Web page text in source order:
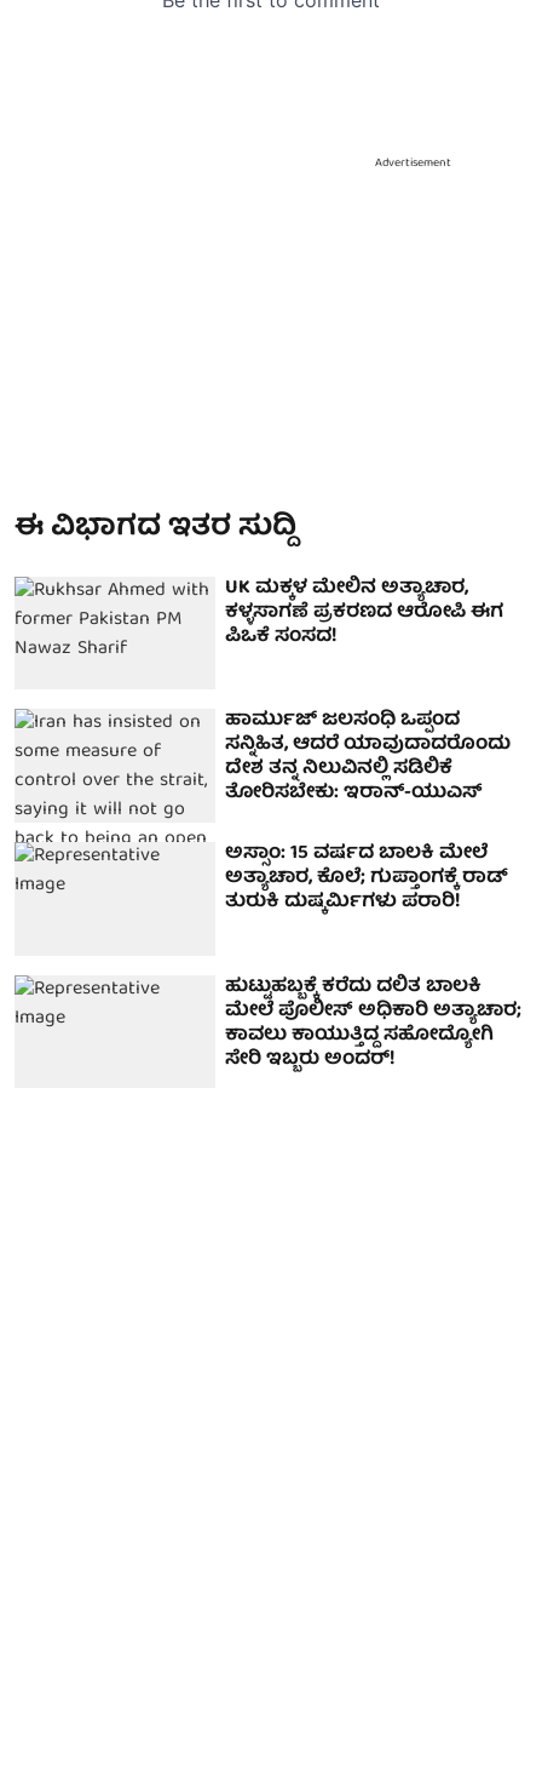
Advertisement
ಈ ವಿಭಾಗದ ಇತರ ಸುದ್ದಿ
UK ಮಕ್ಕಳ ಮೇಲಿನ ಅತ್ಯಾಚಾರ,
ಕಳ್ಳಸಾಗಣೆ ಪ್ರಕರಣದ ಆರೋಪಿ ಈಗ
ಪಿಒಕೆ ಸಂಸದ!
ಹಾರ್ಮುಜ್ ಜಲಸಂಧಿ ಒಪ್ಪಂದ
ಸನ್ನಿಹಿತ, ಆದರೆ ಯಾವುದಾದರೊಂದು
ದೇಶ ತನ್ನ ನಿಲುವಿನಲ್ಲಿ ಸಡಿಲಿಕೆ
ತೋರಿಸಬೇಕು: ಇರಾನ್-ಯುಎಸ್
ಅಸ್ಸಾಂ: 15 ವರ್ಷದ ಬಾಲಕಿ ಮೇಲೆ
ಅತ್ಯಾಚಾರ, ಕೊಲೆ; ಗುಪ್ತಾಂಗಕ್ಕೆ ರಾಡ್
ತುರುಕಿ ದುಷ್ಕರ್ಮಿಗಳು ಪರಾರಿ!
ಹುಟ್ಟುಹಬ್ಬಕ್ಕೆ ಕರೆದು ದಲಿತ ಬಾಲಕಿ
ಮೇಲೆ ಪೊಲೀಸ್ ಅಧಿಕಾರಿ ಅತ್ಯಾಚಾರ;
ಕಾವಲು ಕಾಯುತ್ತಿದ್ದ ಸಹೋದ್ಯೋಗಿ
ಸೇರಿ ಇಬ್ಬರು ಅಂದರ್!